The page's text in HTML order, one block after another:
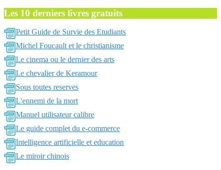
Les 10 derniers livres gratuits
Petit Guide de Survie des Etudiants
Michel Foucault et le christianisme
Le cinema ou le dernier des arts
Le chevalier de Keramour
Sous toutes reserves
L'ennemi de la mort
Manuel utilisateur calibre
Le guide complet du e-commerce
Intelligence artificielle et education
Le miroir chinois